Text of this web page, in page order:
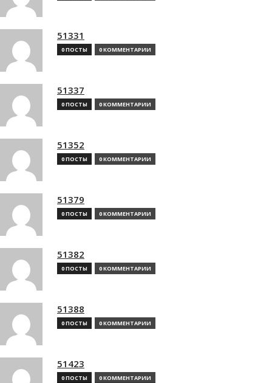
51331
0 ПОСТЫ 0 КОММЕНТАРИИ
51337
0 ПОСТЫ 0 КОММЕНТАРИИ
51352
0 ПОСТЫ 0 КОММЕНТАРИИ
51379
0 ПОСТЫ 0 КОММЕНТАРИИ
51382
0 ПОСТЫ 0 КОММЕНТАРИИ
51388
0 ПОСТЫ 0 КОММЕНТАРИИ
51423
0 ПОСТЫ 0 КОММЕНТАРИИ